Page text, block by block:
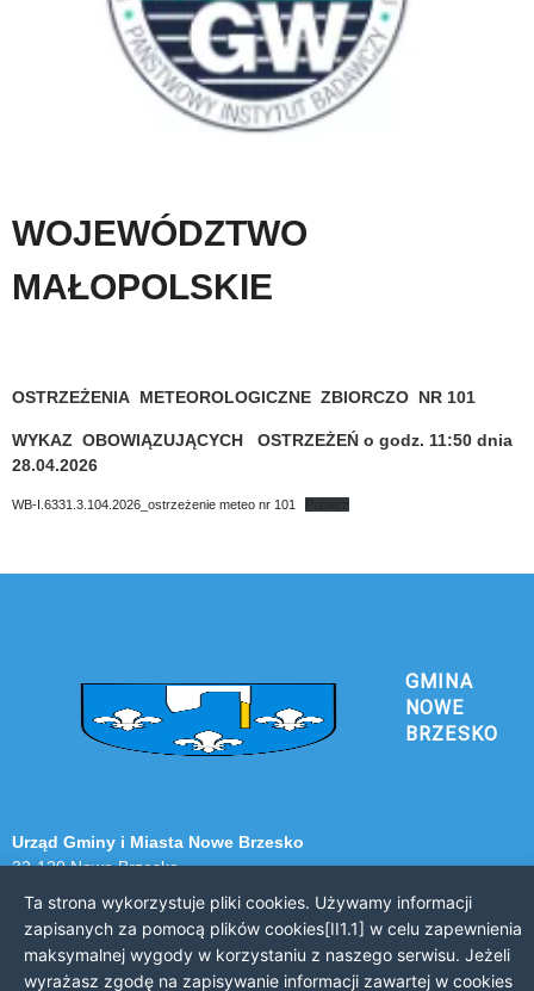
WOJEWÓDZTWO
MAŁOPOLSKIE
OSTRZEŻENIA METEOROLOGICZNE ZBIORCZO NR 101
WYKAZ OBOWIĄZUJĄCYCH OSTRZEŻEŃ o godz. 11:50 dnia
28.04.2026
WB-I.6331.3.104.2026_ostrzeżenie meteo nr 101 Pobierz
GMINA
NOWE
BRZESKO
Urząd Gminy i Miasta Nowe Brzesko
32-120 Nowe Brzesko
ul. Krakowska 44
KONTAKT Z URZĘDEM
Telefon: 12 385 20 94
Ta strona wykorzystuje pliki cookies. Używamy informacji
zapisanych za pomocą plików cookies[II1.1] w celu zapewnienia
maksymalnej wygody w korzystaniu z naszego serwisu. Jeżeli
wyrażasz zgodę na zapisywanie informacji zawartej w cookies